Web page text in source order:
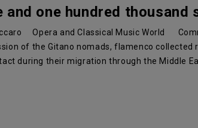
and one hundred thousand
Opera and Classical Music World
of the Gitano nomads, flamenco
during their migration through the Middle